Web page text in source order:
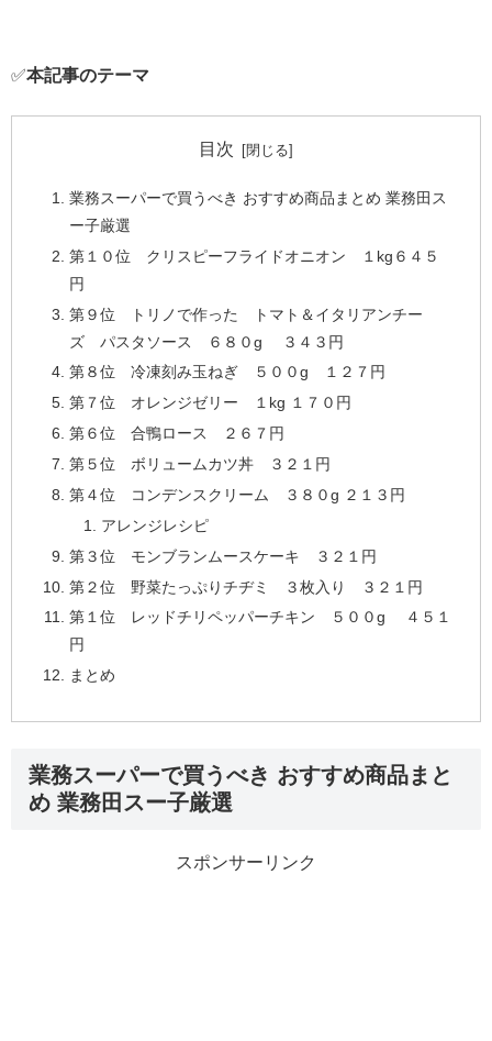
✅本記事のテーマ
目次
業務スーパーで買うべき おすすめ商品まとめ 業務田ス
ー子厳選
第１０位 クリスピーフライドオニオン １kg６４５
円
第９位 トリノで作った トマト＆イタリアンチー
ズ パスタソース ６８０g ３４３円
第８位 冷凍刻み玉ねぎ ５００g １２７円
第７位 オレンジゼリー １kg １７０円
第６位 合鴨ロース ２６７円
第５位 ボリュームカツ丼 ３２１円
第４位 コンデンスクリーム ３８０g ２１３円
アレンジレシピ
第３位 モンブランムースケーキ ３２１円
第２位 野菜たっぷりチヂミ ３枚入り ３２１円
第１位 レッドチリペッパーチキン ５００g ４５１
円
まとめ
業務スーパーで買うべき おすすめ商品まと
め 業務田スー子厳選
スポンサーリンク